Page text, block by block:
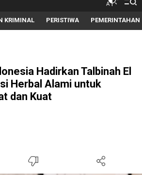
KRIMINAL PERISTIWA PEMERINTAHAN
Hadirkan Talbinah El
Herbal Alami untuk
dan Kuat